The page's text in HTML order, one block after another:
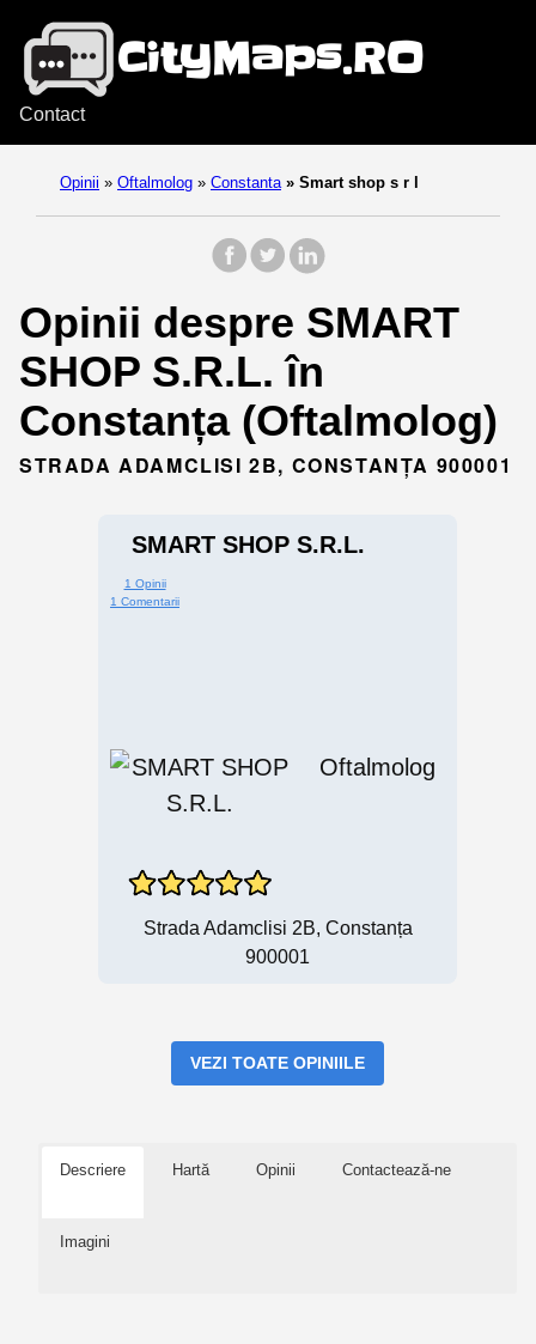
Contact
Opinii » Oftalmolog » Constanta » Smart shop s r l
Opinii despre SMART
SHOP S.R.L. în
Constanța (Oftalmolog)
STRADA ADAMCLISI 2B, CONSTANȚA 900001
SMART SHOP S.R.L.
1 Opinii
1 Comentarii
Oftalmolog
Strada Adamclisi 2B, Constanța
900001
VEZI TOATE OPINIILE
Descriere Hartă Opinii Contactează-ne
Imagini